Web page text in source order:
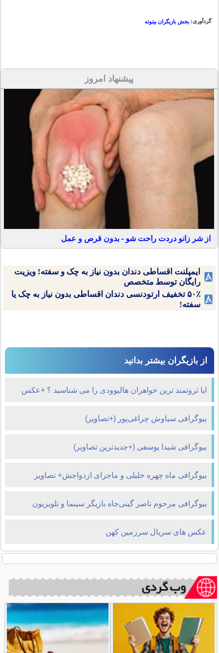
گردآوری: بخش بازیگران بیتوته
پیشنهاد امروز
از شر زانو دردت راحت شو - بدون قرص و عمل
ایمپلنت اقساطی دندان بدون نیاز به چک و سفته! ویزیت
رایگان توسط متخصص
۵۰٪ تخفیف ارتودنسی دندان اقساطی بدون نیاز به چک یا
سفته!
از بازیگران بیشتر بدانید
ایا ثروتمند ترین خواهران هالیوودی را می شناسید ؟ +عکس
بیوگرافی سیاوش چراغی‌پور (+تصاویر)
بیوگرافی شیدا یوسفی (+جدیدترین تصاویر)
بیوگرافی ماه چهره خلیلی و ماجرای ازدواجش+ تصاویر
خانوادگی
بیوگرافی مرحوم ناصر گیتی‌جاه بازیگر سینما و تلویزیون
عکس های سریال سرزمین کهن